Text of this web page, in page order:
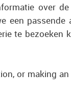
over
een passende
te bezoeken
or making